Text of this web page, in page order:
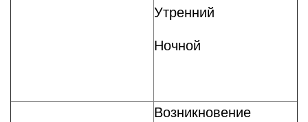
Утренний
Ночной
Возникновение